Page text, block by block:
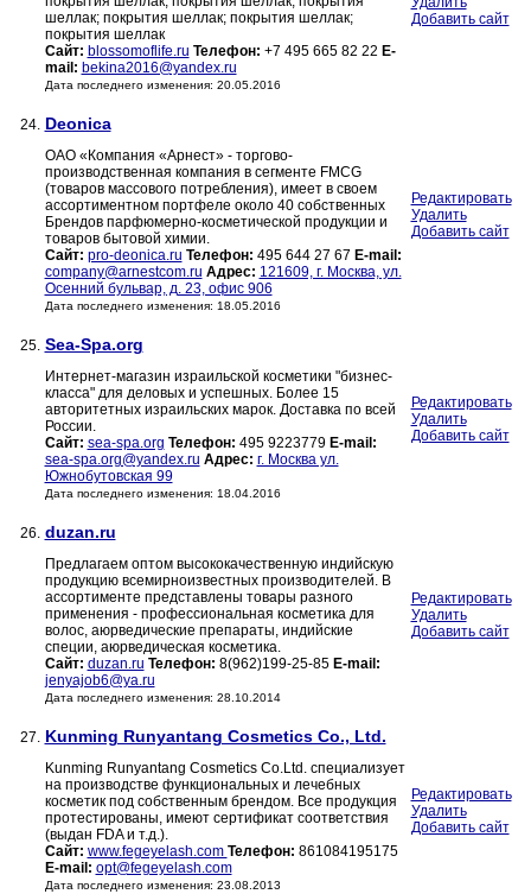
шеллак; покрытия шеллак; покрытия шеллак;
покрытия шеллак
Сайт: blossomoflife.ru Телефон: +7 495 665 82 22 E-
mail: bekina2016@yandex.ru
Дата последнего изменения: 20.05.2016
Добавить сайт
24. Deonica
ОАО «Компания «Арнест» - торгово-
производственная компания в сегменте FMCG
(товаров массового потребления), имеет в своем
ассортиментном портфеле около 40 собственных
Брендов парфюмерно-косметической продукции и
товаров бытовой химии.
Сайт: pro-deonica.ru Телефон: 495 644 27 67 E-mail:
company@arnestcom.ru Адрес: 121609, г. Москва, ул.
Осенний бульвар, д. 23, офис 906
Дата последнего изменения: 18.05.2016
Редактировать
Удалить
Добавить сайт
25. Sea-Spa.org
Интернет-магазин израильской косметики "бизнес-
класса" для деловых и успешных. Более 15
авторитетных израильских марок. Доставка по всей
России.
Сайт: sea-spa.org Телефон: 495 9223779 E-mail:
sea-spa.org@yandex.ru Адрес: г. Москва ул.
Южнобутовская 99
Дата последнего изменения: 18.04.2016
Редактировать
Удалить
Добавить сайт
26. duzan.ru
Предлагаем оптом высококачественную индийскую
продукцию всемирноизвестных производителей. В
ассортименте представлены товары разного
применения - профессиональная косметика для
волос, аюрведические препараты, индийские
специи, аюрведическая косметика.
Сайт: duzan.ru Телефон: 8(962)199-25-85 E-mail:
jenyajob6@ya.ru
Дата последнего изменения: 28.10.2014
Редактировать
Удалить
Добавить сайт
27. Kunming Runyantang Cosmetics Co., Ltd.
Kunming Runyantang Cosmetics Co.Ltd. специализует
на производстве функциональных и лечебных
косметик под собственным брендом. Все продукция
протестированы, имеют сертификат соответствия
(выдан FDA и т.д.).
Сайт: www.fegeyelash.com Телефон: 861084195175
E-mail: opt@fegeyelash.com
Дата последнего изменения: 23.08.2013
Редактировать
Удалить
Добавить сайт